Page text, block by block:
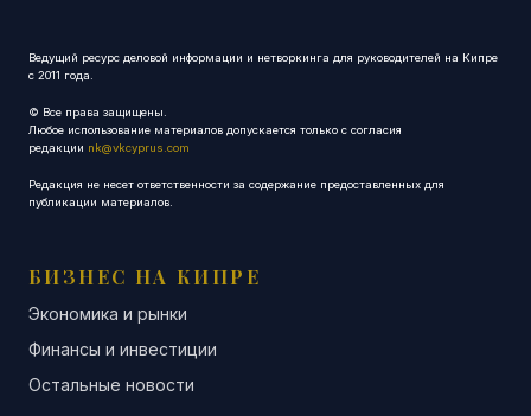
Ведущий ресурс деловой информации и нетворкинга для руководителей на Кипре
с 2011 года.
© Все права защищены.
Любое использование материалов допускается только с согласия
редакции nk@vkcyprus.com
Редакция не несет ответственности за содержание предоставленных для
публикации материалов.
БИЗНЕС НА КИПРЕ
Экономика и рынки
Финансы и инвестиции
Остальные новости